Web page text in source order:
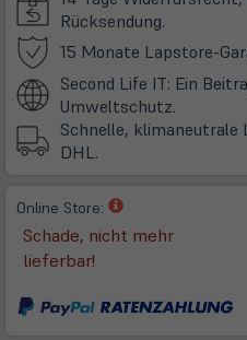
Rücksendung.
15 Monate Lapstore-
Second Life IT: Ein
Umweltschutz.
Schnelle, klimaneutrale
DHL.
Online Store:
(öffnet
in
neuem
Schade, nicht mehr
lieferbar!